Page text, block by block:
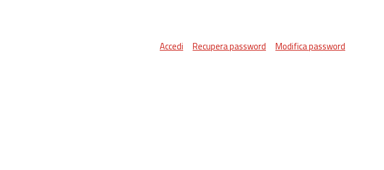
Accedi Recupera password Modifica password